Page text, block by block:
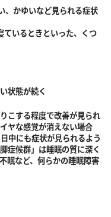
、かゆいなど見られる症状
ているときといった、くつ
状態が続く
こする程度で改善が見られ
ヤな感覚が消えない場合
中にも症状が見られるよう
症候群」は睡眠の質に深く
眠など、何らかの睡眠障害